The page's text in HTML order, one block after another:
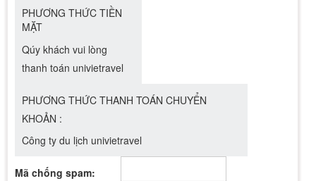
PHƯƠNG THỨC TIỀN
MẶT
Qúy khách vui lòng
thanh toán univietravel
PHƯƠNG THỨC THANH TOÁN CHUYỂN
KHOẢN :
Công ty du lịch univietravel
Mã chống spam: